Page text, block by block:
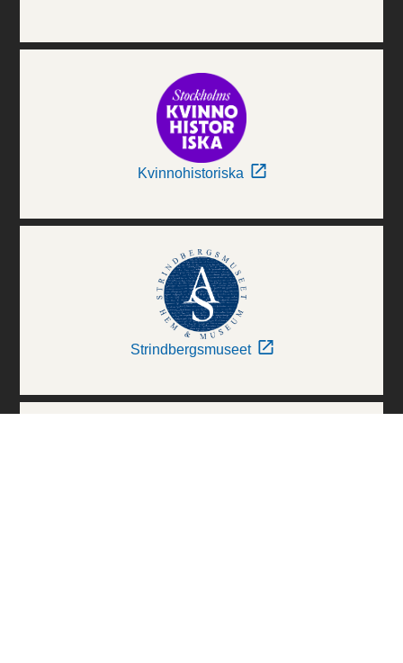
Kvinnohistoriska
Strindbergsmuseet